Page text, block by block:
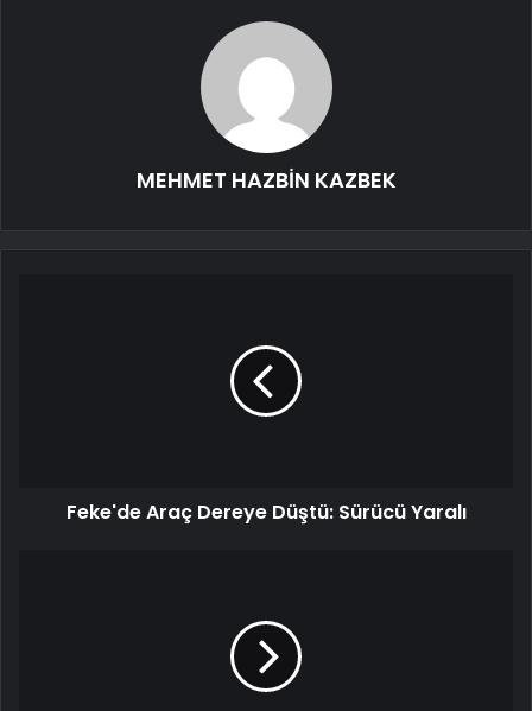
MEHMET HAZBİN KAZBEK
Feke'de Araç Dereye Düştü: Sürücü Yaralı